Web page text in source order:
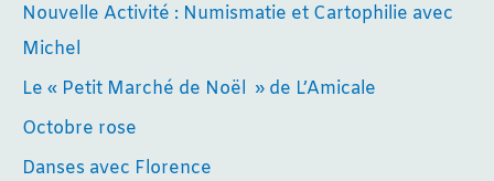
Nouvelle Activité : Numismatie et Cartophilie avec
Michel
Le « Petit Marché de Noël » de L’Amicale
Octobre rose
Danses avec Florence